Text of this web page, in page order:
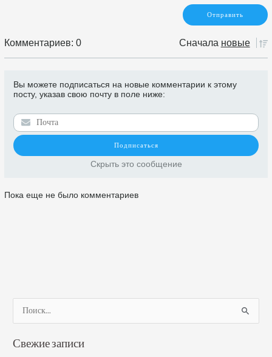
Комментариев: 0 Сначала новые
Вы можете подписаться на новые комментарии к этому
посту, указав свою почту в поле ниже:
Скрыть это сообщение
Пока еще не было комментариев
и
Свежие записи